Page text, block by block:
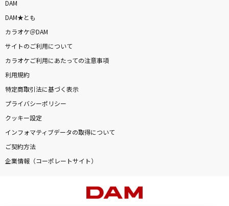
DAM
DAM★とも
カラオケ＠DAM
サイトのご利用について
カラオケご利用にあたっての注意事項
利用規約
特定商取引法に基づく表示
プライバシーポリシー
クッキー設定
インフォマティブデータの取得について
ご契約方法
企業情報（コーポレートサイト）